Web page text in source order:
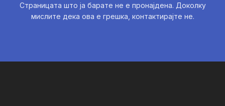
Страницата што ја барате не е пронајдена. Доколку
мислите дека ова е грешка, контактирајте не.